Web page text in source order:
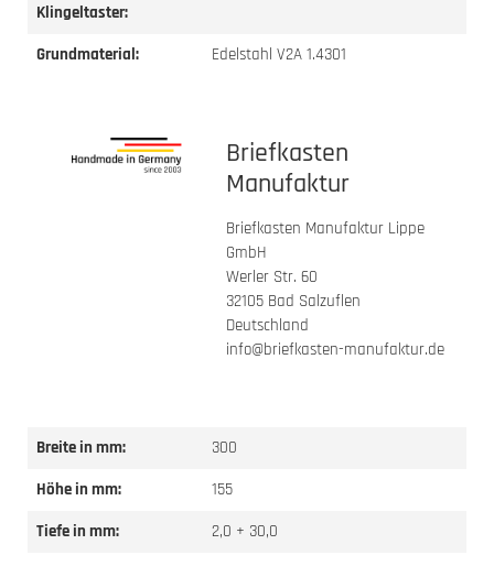
Klingeltaster:
Grundmaterial: Edelstahl V2A 1.4301
Briefkasten
Manufaktur
Briefkasten Manufaktur Lippe
GmbH
Werler Str. 60
32105 Bad Salzuflen
Deutschland
info@briefkasten-manufaktur.de
Breite in mm:
300
Höhe in mm:
155
Tiefe in mm:
2,0 + 30,0